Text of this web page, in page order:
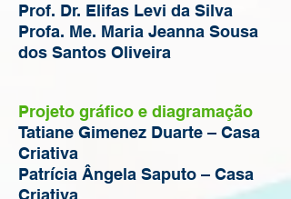
Prof. Dr. Elifas Levi da Silva
Profa. Me. Maria Jeanna Sousa
dos Santos Oliveira
Projeto gráfico e diagramação
Tatiane Gimenez Duarte – Casa
Criativa
Patrícia Ângela Saputo – Casa
Criativa